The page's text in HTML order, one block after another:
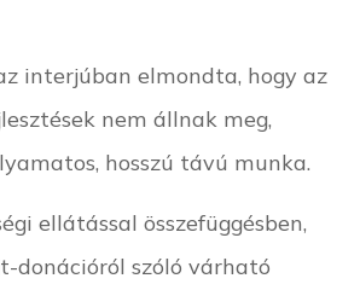
interjúban elmondta, hogy az
nem állnak meg,
hosszú távú munka.
ellátással összefüggésben,
donációról szóló várható